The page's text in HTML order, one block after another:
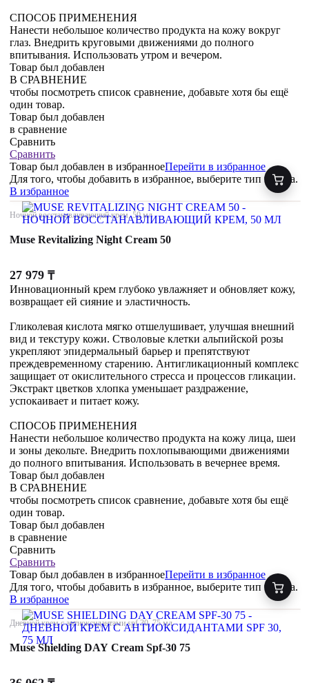
СПОСОБ ПРИМЕНЕНИЯ
Нанести небольшое количество продукта на кожу вокруг
глаз. Внедрить круговыми движениями до полного
впитывания. Использовать утром и вечером.
Товар был добавлен
В СРАВНЕНИЕ
чтобы посмотреть список сравнение, добавьте хотя бы ещё
один товар.
Товар был добавлен
в сравнение
Сравнить
Сравнить
Товар был добавлен в избранноеПерейти в избранное
Для того, чтобы добавить в избранное, выберите тип товара.
В избранное
Ночной восстанавливающий крем, 50 мл
Muse Revitalizing Night Cream 50
27 979 ₸
Инновационный крем глубоко увлажняет и обновляет кожу,
возвращает ей сияние и эластичность.
Гликолевая кислота мягко отшелушивает, улучшая внешний
вид и текстуру кожи. Стволовые клетки альпийской розы
укрепляют эпидермальный барьер и препятствуют
преждевременному старению. Антигликационный комплекс
защищает от окислительного стресса и процессов гликации.
Экстракт цветков хлопка уменьшает раздражение,
успокаивает и питает кожу.
СПОСОБ ПРИМЕНЕНИЯ
Нанести небольшое количество продукта на кожу лица, шеи
и зоны декольте. Внедрить похлопывающими движениями
до полного впитывания. Использовать в вечернее время.
Товар был добавлен
В СРАВНЕНИЕ
чтобы посмотреть список сравнение, добавьте хотя бы ещё
один товар.
Товар был добавлен
в сравнение
Сравнить
Сравнить
Товар был добавлен в избранноеПерейти в избранное
Для того, чтобы добавить в избранное, выберите тип товара.
В избранное
Дневной крем с антиоксидантами spf 30, 75 мл
Muse Shielding DAY Cream Spf-30 75